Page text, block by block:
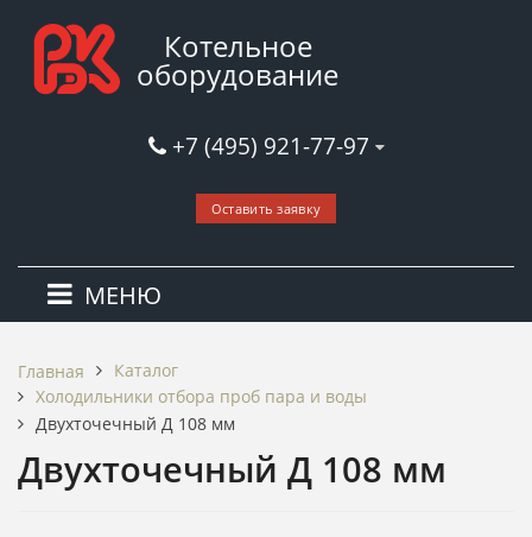
Котельное
оборудование
+7 (495) 921-77-97
Оставить заявку
МЕНЮ
Главная
Каталог
Холодильники отбора проб пара и воды
Двухточечный Д 108 мм
Двухточечный Д 108 мм